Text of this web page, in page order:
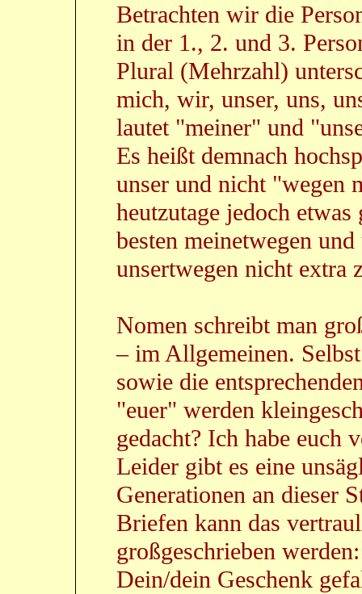
Betrachten wir die
in der 1., 2. und 3.
Plural (Mehrzahl)
mich, wir, unser, uns,
lautet "meiner" und
Es heißt demnach
unser und nicht "wegen
heutzutage jedoch
besten meinetwegen
unsertwegen nicht extra
Nomen schreibt man
– im Allgemeinen.
sowie die
"euer" werden
gedacht? Ich habe euch
Leider gibt es eine
Generationen an dieser
Briefen kann das
großgeschrieben
Dein/dein Geschenk